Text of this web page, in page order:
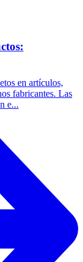
en artículos,
fabricantes. Las
e...